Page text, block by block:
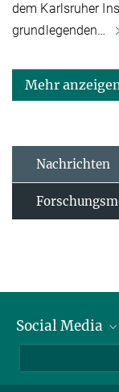
dem Karlsruher
grundlegenden…
Mehr
Nachrichten
Social Media